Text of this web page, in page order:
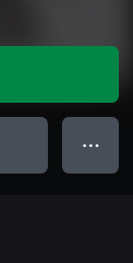
● ● ●